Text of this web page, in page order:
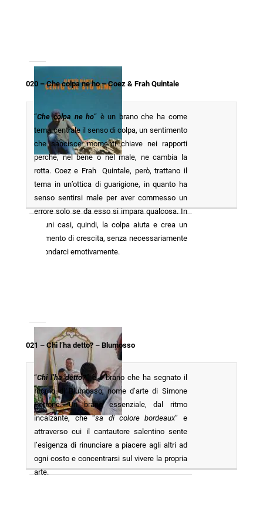
020 – Che colpa ne ho – Coez & Frah Quintale
“Che colpa ne ho“ è un brano che ha come
tema centrale il senso di colpa, un sentimento
che sancisce momenti chiave nei rapporti
perché, nel bene o nel male, ne cambia la
rotta. Coez e Frah Quintale, però, trattano il
tema in un’ottica di guarigione, in quanto ha
senso sentirsi male per aver commesso un
errore solo se da esso si impara qualcosa. In
alcuni casi, quindi, la colpa aiuta e crea un
momento di crescita, senza necessariamente
affondarci emotivamente.
021 – Chi l’ha detto? – Blumosso
“Chi l’ha detto?” è il brano che ha segnato il
ritorno di Blumosso, nome d’arte di Simone
Perrone. Un brano essenziale, dal ritmo
incalzante, che “sa di colore bordeaux” e
attraverso cui il cantautore salentino sente
l’esigenza di rinunciare a piacere agli altri ad
ogni costo e concentrarsi sul vivere la propria
arte.